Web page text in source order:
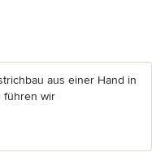
5 Sternen
aus einer Hand in
führen wir